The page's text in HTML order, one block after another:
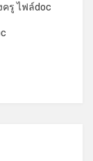
รู ไฟล์doc